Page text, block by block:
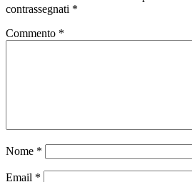
contrassegnati *
Commento *
Nome *
Email *